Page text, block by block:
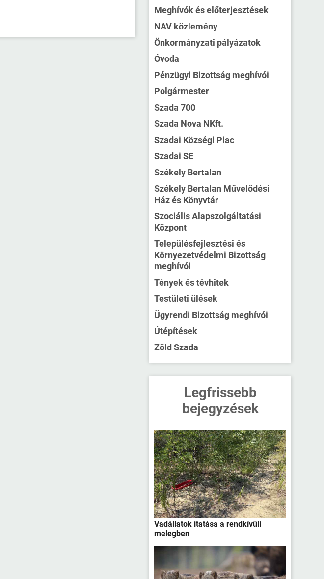
Meghívók és előterjesztések
NAV közlemény
Önkormányzati pályázatok
Óvoda
Pénzügyi Bizottság meghívói
Polgármester
Szada 700
Szada Nova NKft.
Szadai Községi Piac
Szadai SE
Székely Bertalan
Székely Bertalan Művelődési
Ház és Könyvtár
Szociális Alapszolgáltatási
Központ
Településfejlesztési és
Környezetvédelmi Bizottság
meghívói
Tények és tévhitek
Testületi ülések
Ügyrendi Bizottság meghívói
Útépítések
Zöld Szada
Legfrissebb
bejegyzések
Vadállatok itatása a rendkívüli
melegben